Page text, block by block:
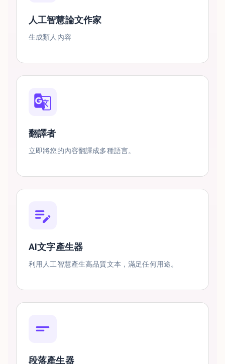
人工智慧論文作家
生成類人內容
翻譯者
立即將您的內容翻譯成多種語言。
AI文字產生器
利用人工智慧產生高品質文本，滿足任何用途。
段落產生器